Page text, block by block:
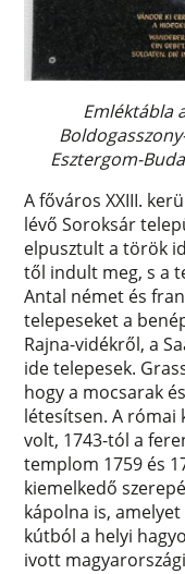
Emléktábla
Esztergom-
A főváros XXIII.
lévő Soroksár
elpusztult a török
től indult meg, s a
Antal német és
telepeseket a
Rajna-vidékről, a
ide telepesek.
hogy a mocsarak
létesítsen. A római
volt, 1743-tól a
templom 1759 és
kiemelkedő
kápolna is,
kútból a helyi
ivott